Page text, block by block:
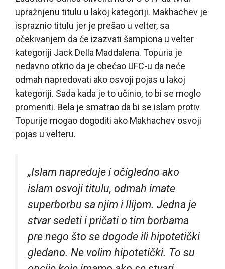
upražnjenu titulu u lakoj kategoriji. Makhachev je
ispraznio titulu jer je prešao u velter, sa
očekivanjem da će izazvati šampiona u velter
kategoriji Jack Della Maddalena. Topuria je
nedavno otkrio da je obećao UFC-u da neće
odmah napredovati ako osvoji pojas u lakoj
kategoriji. Sada kada je to učinio, to bi se moglo
promeniti. Bela je smatrao da bi se islam protiv
Topurije mogao dogoditi ako Makhachev osvoji
pojas u velteru.
„Islam napreduje i očigledno ako
islam osvoji titulu, odmah imate
superborbu sa njim i Ilijom. Jedna je
stvar sedeti i pričati o tim borbama
pre nego što se dogode ili hipotetički
gledano. Ne volim hipotetički. To su